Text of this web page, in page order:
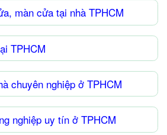
màn cửa tại nhà TPHCM
TPHCM
chuyên nghiệp ở TPHCM
nghiệp uy tín ở TPHCM